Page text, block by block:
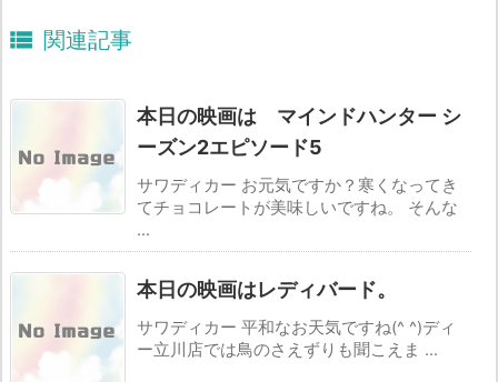
 関連記事
本日の映画は マインドハンター シ
ーズン2エピソード5
サワディカー お元気ですか？寒くなってき
てチョコレートが美味しいですね。 そんな
...
本日の映画はレディバード。
サワディカー 平和なお天気ですね(^ ^)ディ
ー立川店では鳥のさえずりも聞こえま ...